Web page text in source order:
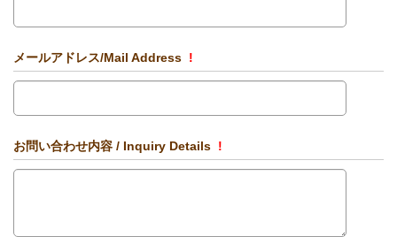
メールアドレス/Mail Address !
お問い合わせ内容 / Inquiry Details !